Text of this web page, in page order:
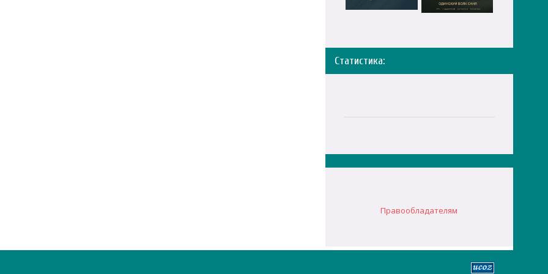
Статистика:
Правообладателям